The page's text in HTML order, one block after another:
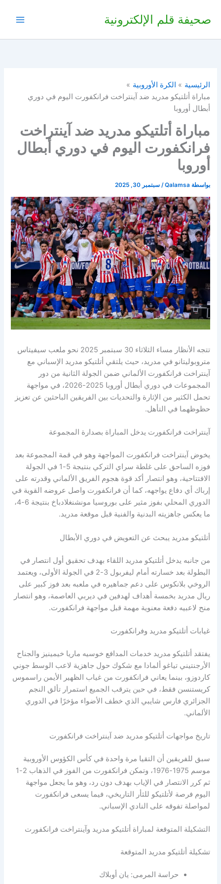
صحيفة قلم الإلكترونية
الرئيسية
الكرة الأوروبية
مباراة أتلتيكو مدريد ضد آينتراخت فرانكفورت اليوم في دوري
أبطال أوروبا
مباراة أتلتيكو مدريد ضد آينتراخت
فرانكفورت اليوم في دوري أبطال
أوروبا
بواسطة Qalamsa
/سبتمبر 30, 2025
تتجه الأنظار مساء الثلاثاء 30 سبتمبر 2025 نحو ملعب سيفيتاس
متروبوليتانو في مدريد، حيث يلتقي أتلتيكو مدريد الإسباني مع
آينتراخت فرانكفورت الألماني ضمن الجولة الثانية من دور
المجموعات في دوري أبطال أوروبا 2025-2026، في مواجهة
تحمل الكثير من الإثارة والتحديات بين الفريقين الباحثين عن تعزيز
حظوظهما في التأهل.
آينتراخت فرانكفورت يدخل المباراة بصدارة المجموعة
يخوض آينتراخت فرانكفورت المواجهة وهو في قمة المجموعة بعد
فوزه الساحق على غلطة سراي التركي بنتيجة 5-1 في الجولة
الافتتاحية، وهو انتصار أكد قوة هجوم الفريق الألماني وقدرته على
إرباك أي دفاع يواجهه، كما أن فرانكفورت واصل عروضه القوية في
الدوري المحلي بفوز مثير على بوروسيا مونشنغلادباخ بنتيجة 6-4،
ما يعكس جاهزيته البدنية والفنية قبل موقعة مدريد.
أتلتيكو مدريد يبحث عن التعويض في دوري الأبطال
من جانبه يدخل أتلتيكو مدريد اللقاء بهدف تحقيق أول انتصار في
البطولة بعد خسارته أمام ليفربول 3-2 في الجولة الأولى، ويعتمد
الروخي بلانكوس على دعم جماهيره في ملعبه بعد فوز كبير على
ريال مدريد بخمسة أهداف لهدفين في ديربي العاصمة، وهو انتصار
منح لاعبيه دفعة معنوية مهمة قبل مواجهة فرانكفورت.
غيابات أتلتيكو مدريد وفرانكفورت
يفتقد أتلتيكو مدريد خدمات المدافع خوسيه ماريا خيمينيز والجناح
الأرجنتيني تياغو ألمادا مع شكوك حول جاهزية لاعب الوسط جوني
كاردوزو، بينما يعاني فرانكفورت من غياب الظهير الأيمن راسموس
كريستنسن فقط، في حين يترقب الجميع استمرار تألق النجم
الجزائري فارس شايبي الذي خطف الأضواء مؤخرًا في الدوري
الألماني.
تاريخ مواجهات أتلتيكو مدريد ضد آينتراخت فرانكفورت
سبق للفريقين أن التقيا مرة واحدة في كأس الكؤوس الأوروبية
موسم 1975-1976، وتمكن فرانكفورت من الفوز في الذهاب 2-1
ثم كرر الانتصار في الإياب بهدف دون رد، وهو ما يجعل مواجهة
اليوم فرصة لأتلتيكو للثأر التاريخي، فيما يسعى فرانكفورت
لمواصلة تفوقه على النادي الإسباني.
التشكيلة المتوقعة لمباراة أتلتيكو مدريد وآينتراخت فرانكفورت
تشكيلة أتلتيكو مدريد المتوقعة
حراسة المرمى: يان أوبلاك